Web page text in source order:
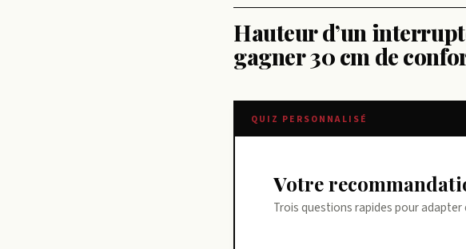
Hauteur d’un
gagner 30 cm de
QUIZ PERSONNALISÉ
Votre
Trois questions rapides pour adapter